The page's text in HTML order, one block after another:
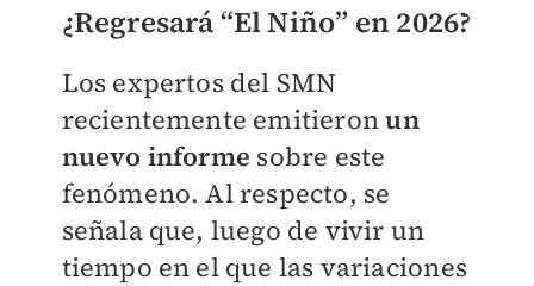
¿Regresará “El Niño” en 2026?
Los expertos del SMN
recientemente emitieronun
nuevo informe sobre este
fenómeno. Al respecto, se
señala que, luego de vivir un
tiempo en el que las variaciones